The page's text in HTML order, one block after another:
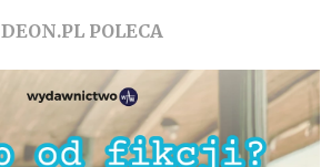
DEON.PL POLECA